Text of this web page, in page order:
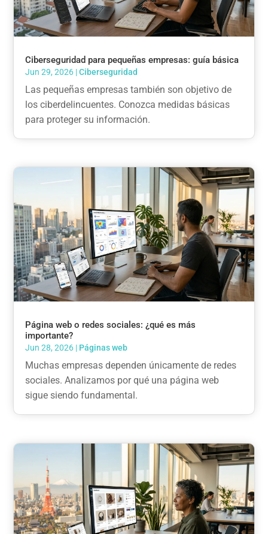
Ciberseguridad para pequeñas empresas: guía básica
Jun 29, 2026 |Ciberseguridad
Las pequeñas empresas también son objetivo de
los ciberdelincuentes. Conozca medidas básicas
para proteger su información.
Página web o redes sociales: ¿qué es más
importante?
Jun 28, 2026 | Páginas web
Muchas empresas dependen únicamente de redes
sociales. Analizamos por qué una página web
sigue siendo fundamental.